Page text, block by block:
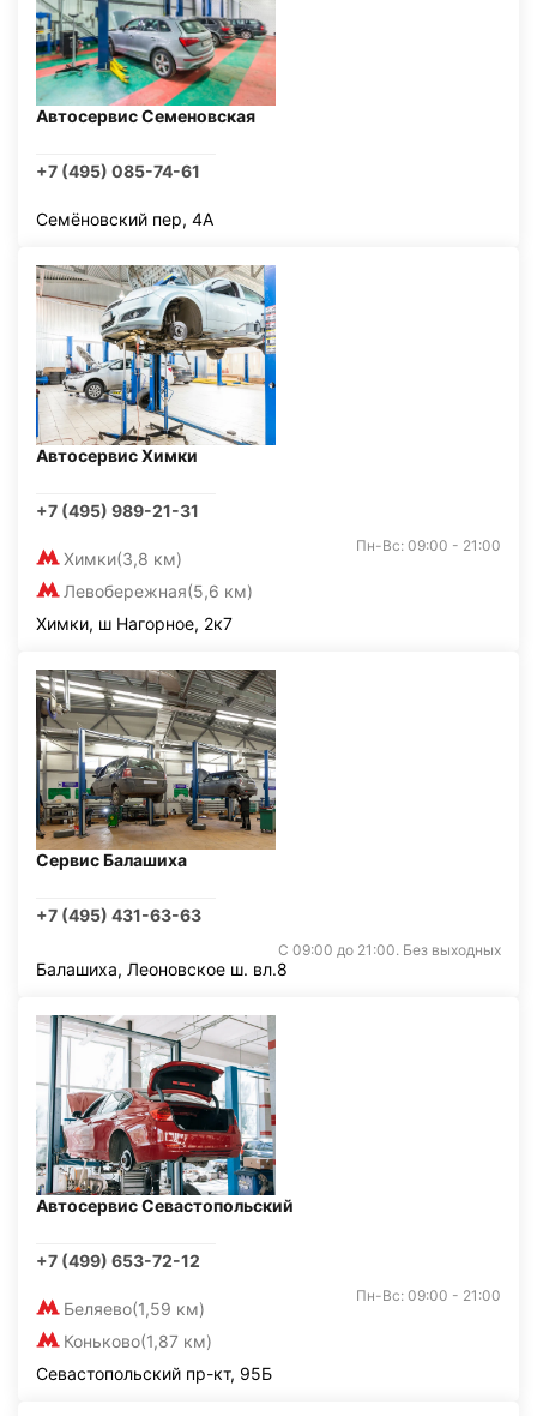
Автосервис Семеновская
+7 (495) 085-74-61
Семёновский пер, 4А
Автосервис Химки
+7 (495) 989-21-31
Химки(3,8 км)
Левобережная(5,6 км)
Пн-Вс: 09:00 - 21:00
Химки, ш Нагорное, 2к7
Сервис Балашиха
+7 (495) 431-63-63
С 09:00 до 21:00. Без выходных
Балашиха, Леоновское ш. вл.8
Автосервис Севастопольский
+7 (499) 653-72-12
Беляево(1,59 км)
Коньково(1,87 км)
Пн-Вс: 09:00 - 21:00
Севастопольский пр-кт, 95Б